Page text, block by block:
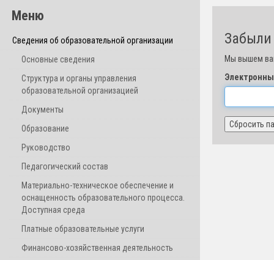
Меню
Сведения об образовательной организации
Основные сведения
Структура и органы управления
образовательной организацией
Документы
Образование
Руководство
Педагогический состав
Материально-техническое обеспечение и
оснащенность образовательного процесса.
Доступная среда
Платные образовательные услуги
Финансово-хозяйственная деятельность
Забыли
Мы вышем